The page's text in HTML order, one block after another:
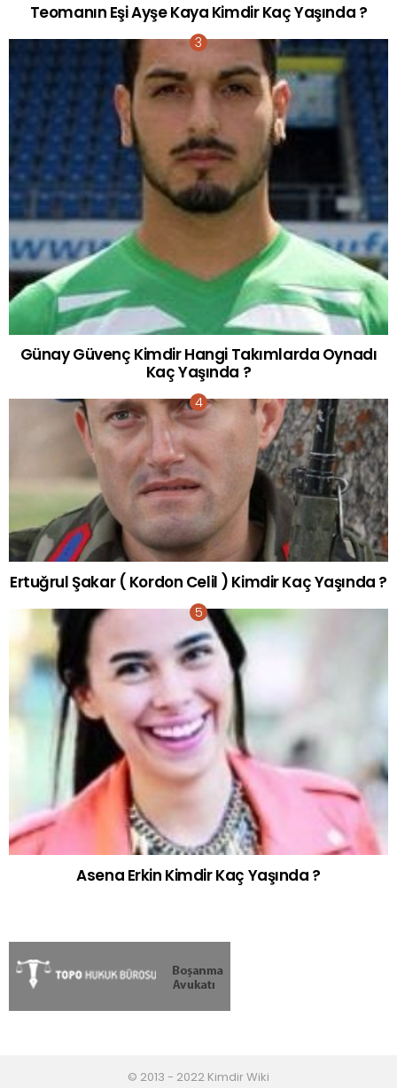
Teomanın Eşi Ayşe Kaya Kimdir Kaç Yaşında ?
Günay Güvenç Kimdir Hangi Takımlarda Oynadı
Kaç Yaşında ?
Ertuğrul Şakar ( Kordon Celil ) Kimdir Kaç Yaşında ?
Asena Erkin Kimdir Kaç Yaşında ?
© 2013 - 2022 Kimdir Wiki